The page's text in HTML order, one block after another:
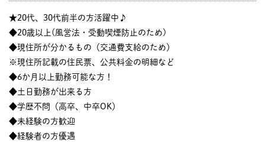
★20代、30代前半の方活躍中♪
◆20歳以上(風営法・受動喫煙防止のため)
◆現住所が分かるもの（交通費支給のため）
※現住所記載の住民票、公共料金の明細など
◆6か月以上勤務可能な方！
◆土日勤務が出来る方
◆学歴不問（高卒、中卒OK）
◆未経験の方歓迎
◆経験者の方優遇